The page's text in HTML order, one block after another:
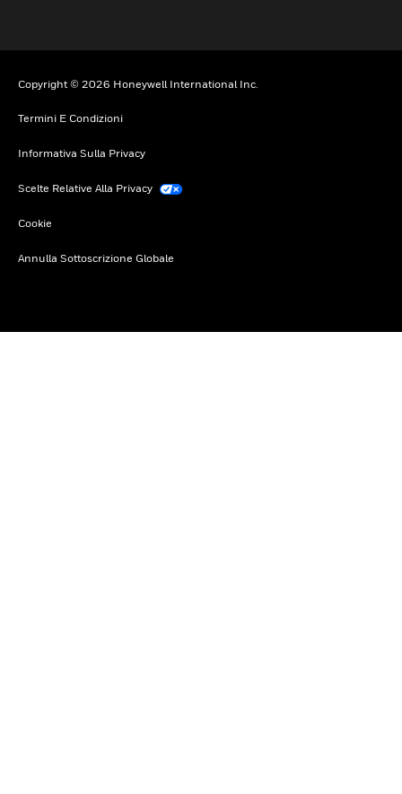
Copyright © 2026 Honeywell International Inc.
Termini E Condizioni
Informativa Sulla Privacy
Scelte Relative Alla Privacy
Cookie
Annulla Sottoscrizione Globale